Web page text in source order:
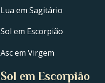
Lua em Sagitário
Sol em Escorpião
Asc em Virgem
Sol em Escorpião